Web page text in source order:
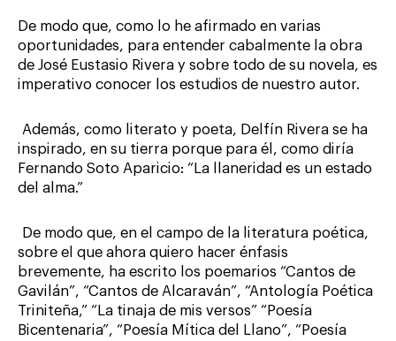
De modo que, como lo he afirmado en varias
oportunidades, para entender cabalmente la obra
de José Eustasio Rivera y sobre todo de su novela, es
imperativo conocer los estudios de nuestro autor.
Además, como literato y poeta, Delfín Rivera se ha
inspirado, en su tierra porque para él, como diría
Fernando Soto Aparicio: “La llaneridad es un estado
del alma.”
De modo que, en el campo de la literatura poética,
sobre el que ahora quiero hacer énfasis
brevemente, ha escrito los poemarios “Cantos de
Gavilán”, “Cantos de Alcaraván”, “Antología Poética
Triniteña,” “La tinaja de mis versos” “Poesía
Bicentenaria”, “Poesía Mítica del Llano”, “Poesía